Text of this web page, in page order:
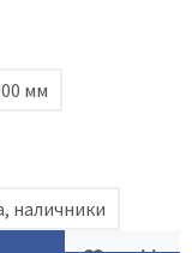
мм
наличники